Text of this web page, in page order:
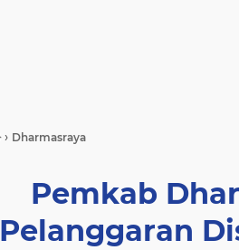
› Dharmasraya
Pemkab
Pelanggaran